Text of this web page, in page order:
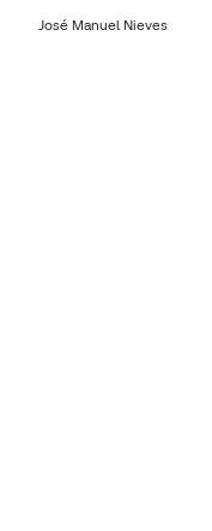
José Manuel Nieves